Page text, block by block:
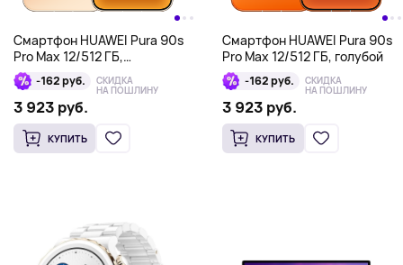
Смартфон HUAWEI Pura 90s
Pro Max 12/512 ГБ,
фиолетовый
-162 руб. СКИДКА
НА ПОШЛИНУ
3 923 руб.
КУПИТЬ
Смартфон HUAWEI Pura 90s
Pro Max 12/512 ГБ, голубой
-162 руб. СКИДКА
НА ПОШЛИНУ
3 923 руб.
КУПИТЬ